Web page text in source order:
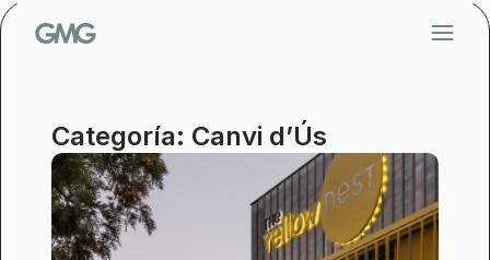
Categoría: Canvi d’Ús